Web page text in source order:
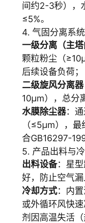
间约2-3秒），
≤5%。
4. 气固分离系
一级分离（主塔
颗粒粉尘（
后续设备负荷；
二级旋风分离器
10μm），总分
水膜除尘器：
（≤5μm），
合GB16297-
5. 产品出料与
出料设备：星
好，防止空气漏
冷却方式：内
或外循环风快
剂因高温失活